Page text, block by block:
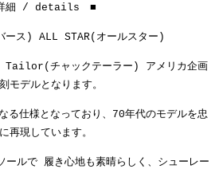
細 / details ■
ース) ALL STAR(オールスター)
Tailor(チャックテーラー) アメリカ企画
モデルとなります。
る仕様となっており、70年代のモデルを忠
再現しています。
ールで 履き心地も素晴らしく、シューレー